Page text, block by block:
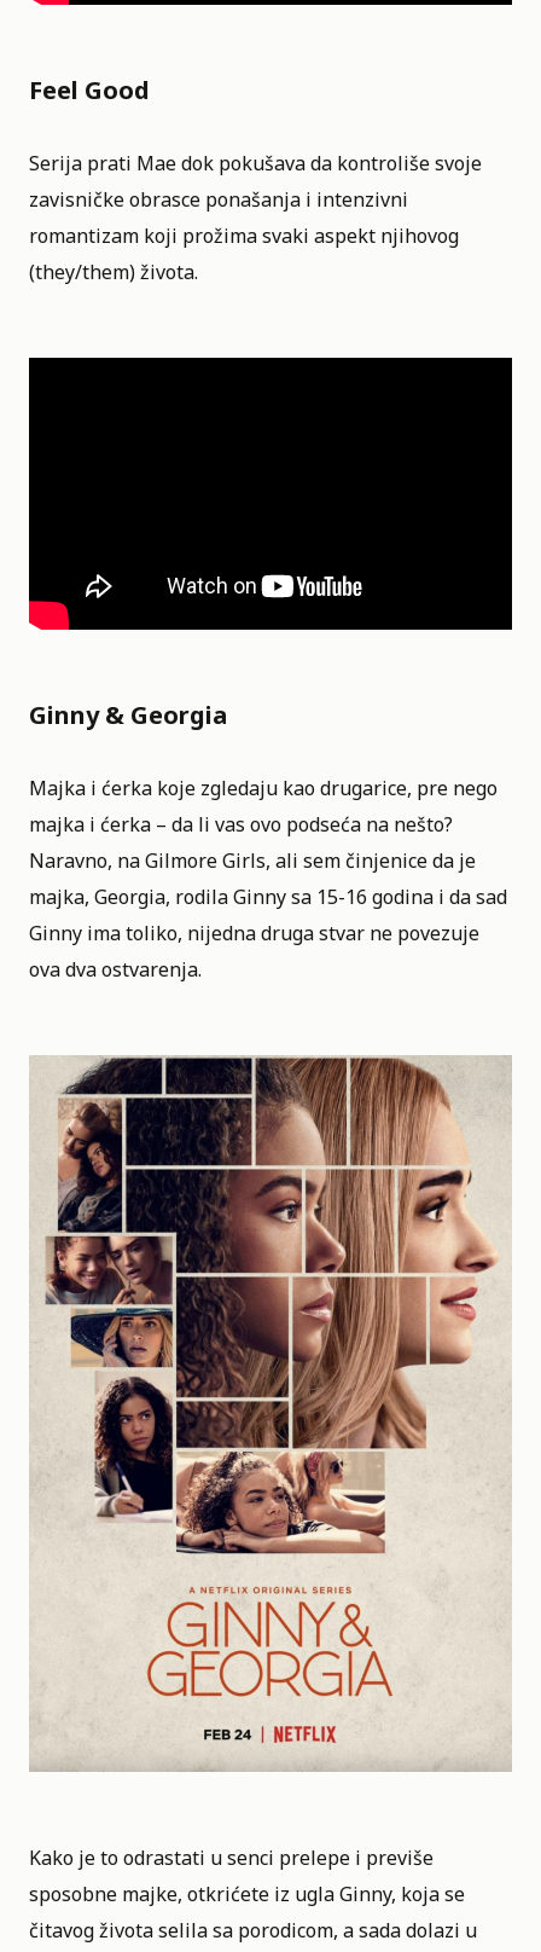
Feel Good
Serija prati Mae dok pokušava da kontroliše svoje
zavisničke obrasce ponašanja i intenzivni
romantizam koji prožima svaki aspekt njihovog
(they/them) života.
Ginny & Georgia
Majka i ćerka koje zgledaju kao drugarice, pre nego
majka i ćerka – da li vas ovo podseća na nešto?
Naravno, na Gilmore Girls, ali sem činjenice da je
majka, Georgia, rodila Ginny sa 15-16 godina i da sad
Ginny ima toliko, nijedna druga stvar ne povezuje
ova dva ostvarenja.
Kako je to odrastati u senci prelepe i previše
sposobne majke, otkrićete iz ugla Ginny, koja se
čitavog života selila sa porodicom, a sada dolazi u